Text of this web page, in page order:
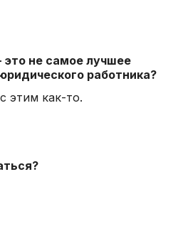
это не самое лучшее
работника?
этим как-то.